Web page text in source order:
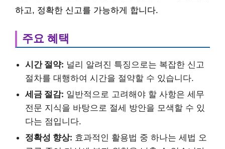
하고, 정확한 신고를 가능하게 합니다.
주요 혜택
시간 절약: 널리 알려진 특징으로는 복잡한 신고
절차를 대행하여 시간을 절약할 수 있습니다.
세금 절감: 일반적으로 고려해야 할 사항은 세무
전문 지식을 바탕으로 절세 방안을 모색할 수 있
다는 점입니다.
정확성 향상: 효과적인 활용법 중 하나는 세법 오